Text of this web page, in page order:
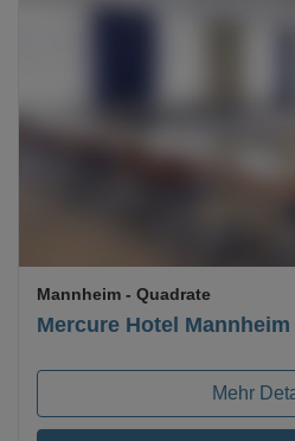
Mercure Hotel
Mannheim - Quadrate
Mehr